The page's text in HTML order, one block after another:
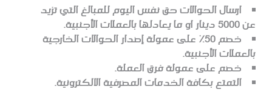
ارسال الحوالات حق نفس اليوم للمبالغ التي تزيد
عن 5000 دينار او ما يعادلها بالعملات الأجنبية.
خصم 50% على عمولة إصدار الحوالات الخارجية
بالعملات الأجنبية.
خصم على عمولة فرق العملة.
التمتع بكافة الخدمات المصرفية الالكترونية.